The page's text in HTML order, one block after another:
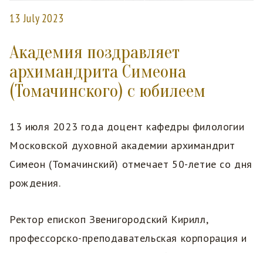
13 July 2023
Академия поздравляет
архимандрита Симеона
(Томачинского) с юбилеем
13 июля 2023 года доцент кафедры филологии
Московской духовной академии архимандрит
Симеон (Томачинский) отмечает 50-летие со дня
рождения.
Ректор епископ Звенигородский Кирилл,
профессорско-преподавательская корпорация и